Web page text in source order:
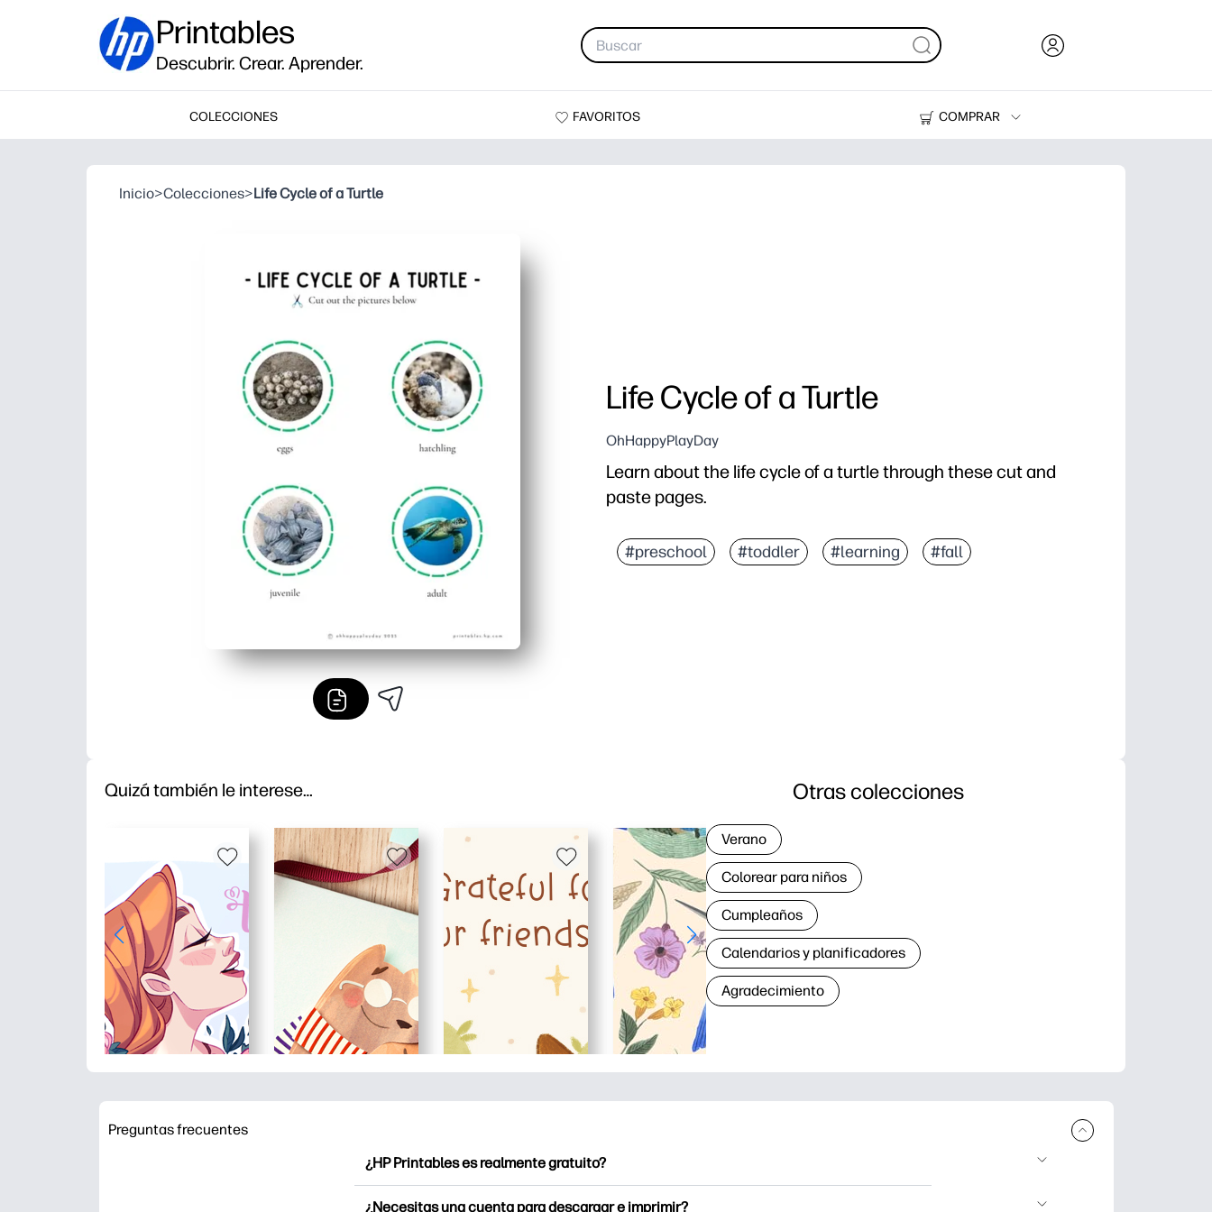
Printables
Descubrir. Crear. Aprender.
COLECCIONES FAVORITOS
COMPRAR
Impresoras
Inicio>Colecciones>Life Cycle of a Turtle
Life Cycle of a Turtle
OhHappyPlayDay
Learn about the life cycle of a turtle through these cut and
paste pages.
#preschool #toddler #learning #fall
Quizá también le interese… Otras colecciones
Verano
Colorear para niños
Cumpleaños
Calendarios y planificadores
Agradecimiento
Preguntas frecuentes
¿HP Printables es realmente gratuito?
¿Necesitas una cuenta para descargar e imprimir?